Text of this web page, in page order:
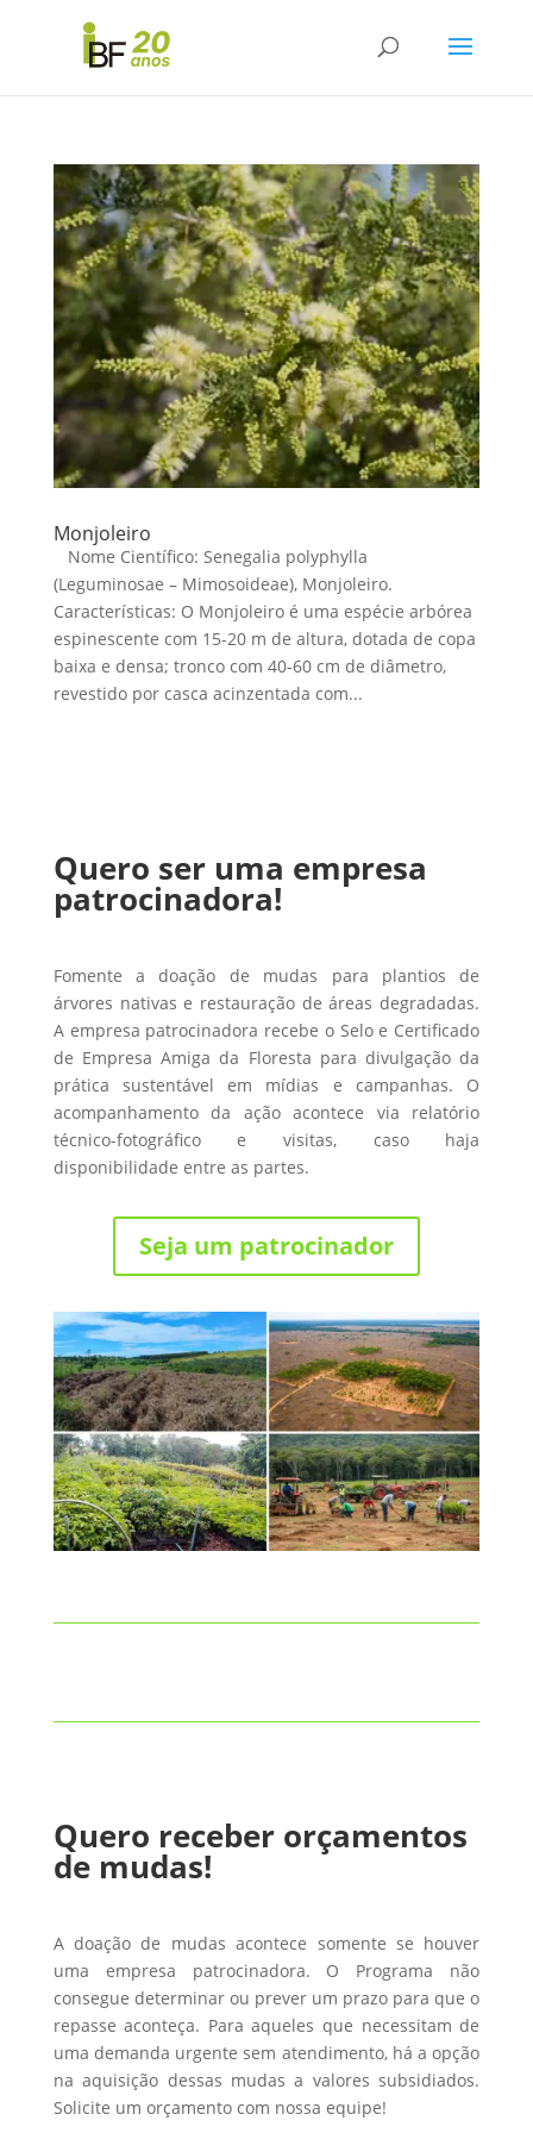
Monjoleiro
Nome Científico: Senegalia polyphylla
(Leguminosae – Mimosoideae), Monjoleiro.
Características: O Monjoleiro é uma espécie arbórea
espinescente com 15-20 m de altura, dotada de copa
baixa e densa; tronco com 40-60 cm de diâmetro,
revestido por casca acinzentada com...
Quero ser uma empresa
patrocinadora!
Fomente a doação de mudas para plantios de
árvores nativas e restauração de áreas degradadas.
A empresa patrocinadora recebe o Selo e Certificado
de Empresa Amiga da Floresta para divulgação da
prática sustentável em mídias e campanhas. O
acompanhamento da ação acontece via relatório
técnico-fotográfico e visitas, caso haja
disponibilidade entre as partes.
Seja um patrocinador
Quero receber orçamentos
de mudas!
A doação de mudas acontece somente se houver
uma empresa patrocinadora. O Programa não
consegue determinar ou prever um prazo para que o
repasse aconteça. Para aqueles que necessitam de
uma demanda urgente sem atendimento, há a opção
na aquisição dessas mudas a valores subsidiados.
Solicite um orçamento com nossa equipe!